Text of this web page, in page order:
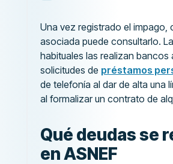
Una vez registrado el impago,
asociada puede consultarlo.
habituales las realizan bancos
solicitudes de préstamos
de telefonía al dar de alta una
al formalizar un contrato de
Qué deudas se
en ASNEF